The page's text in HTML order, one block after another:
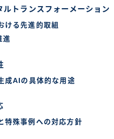
トランスフォーメーション
ける先進的取組
進
成AIの具体的な用途
特殊事例への対応方針